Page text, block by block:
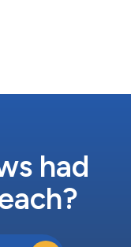
nœud
de
had